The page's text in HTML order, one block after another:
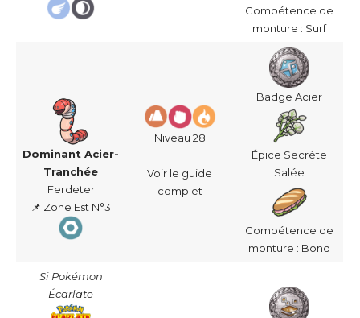
Compétence de
monture : Surf
Dominant Acier-
Tranchée
Ferdeter
📌 Zone Est N°3
Niveau 28
Voir le guide
complet
Badge Acier
Épice Secrète
Salée
Compétence de
monture : Bond
Si Pokémon
Écarlate